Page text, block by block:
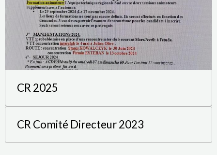
CR 2025
CR Comité Directeur 2023